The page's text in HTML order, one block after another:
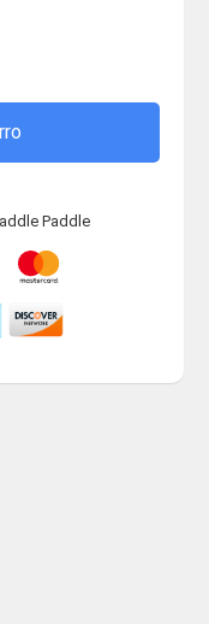
Paddle